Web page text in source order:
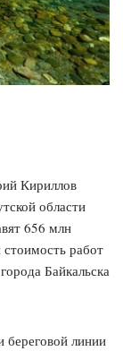
Кириллов
области
656 млн
работ
Байкальска
береговой линии